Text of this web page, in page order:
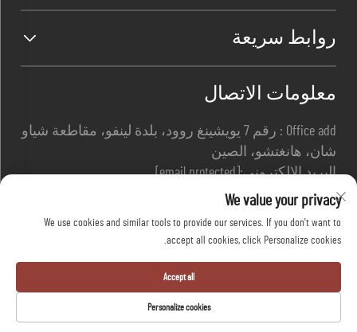
روابط سريعة
معلومات الاتصال
Office add : رقم 7 يويشينغ روود، بلدة لينفو، مقاطعة شياو
شان، هانغتشو، الصين
البريد الإلكتروني:[email protected]
هاتف:
المحدودة جميع الحقوق محفوظة -
المدونة
We value your privacy
We use cookies and similar tools to provide our services. If you don't want to
accept all cookies, click Personalize cookies.
Personalize cookies
Accept all